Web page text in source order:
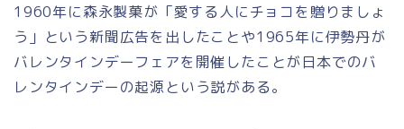
1960年に森永製菓が 「愛する人にチョコを贈りましょ
う」 という新聞広告を出したことや1965年に伊勢丹が
バレンタインデーフェアを開催したことが日本でのバ
レンタインデーの起源という説がある。